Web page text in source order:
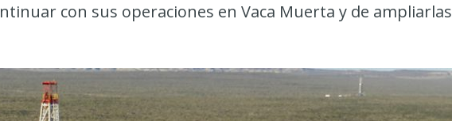
con sus operaciones en Vaca Muerta y de ampliarlas